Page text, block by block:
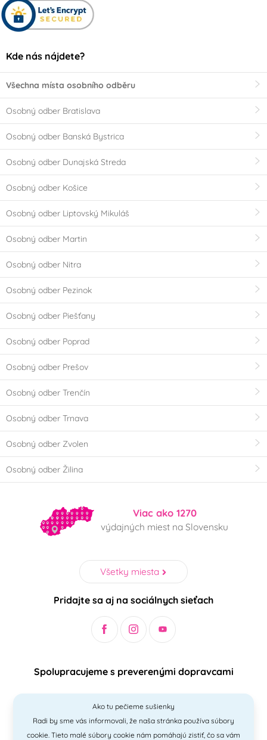
Kde nás nájdete?
Všechna místa osobního odběru
Osobný odber Bratislava
Osobný odber Banská Bystrica
Osobný odber Dunajská Streda
Osobný odber Košice
Osobný odber Liptovský Mikuláš
Osobný odber Martin
Osobný odber Nitra
Osobný odber Pezinok
Osobný odber Piešťany
Osobný odber Poprad
Osobný odber Prešov
Osobný odber Trenčín
Osobný odber Trnava
Osobný odber Zvolen
Osobný odber Žilina
Viac ako 1270
výdajných miest na Slovensku
Všetky miesta
Pridajte sa aj na sociálnych sieťach
Spolupracujeme s preverenými dopravcami
Bezpečný a jednoduchý spôsob platieb
Ako tu pečieme sušienky
Radi by sme vás informovali, že naša stránka používa súbory
cookie. Tieto malé súbory cookie nám pomáhajú zistiť, čo sa vám